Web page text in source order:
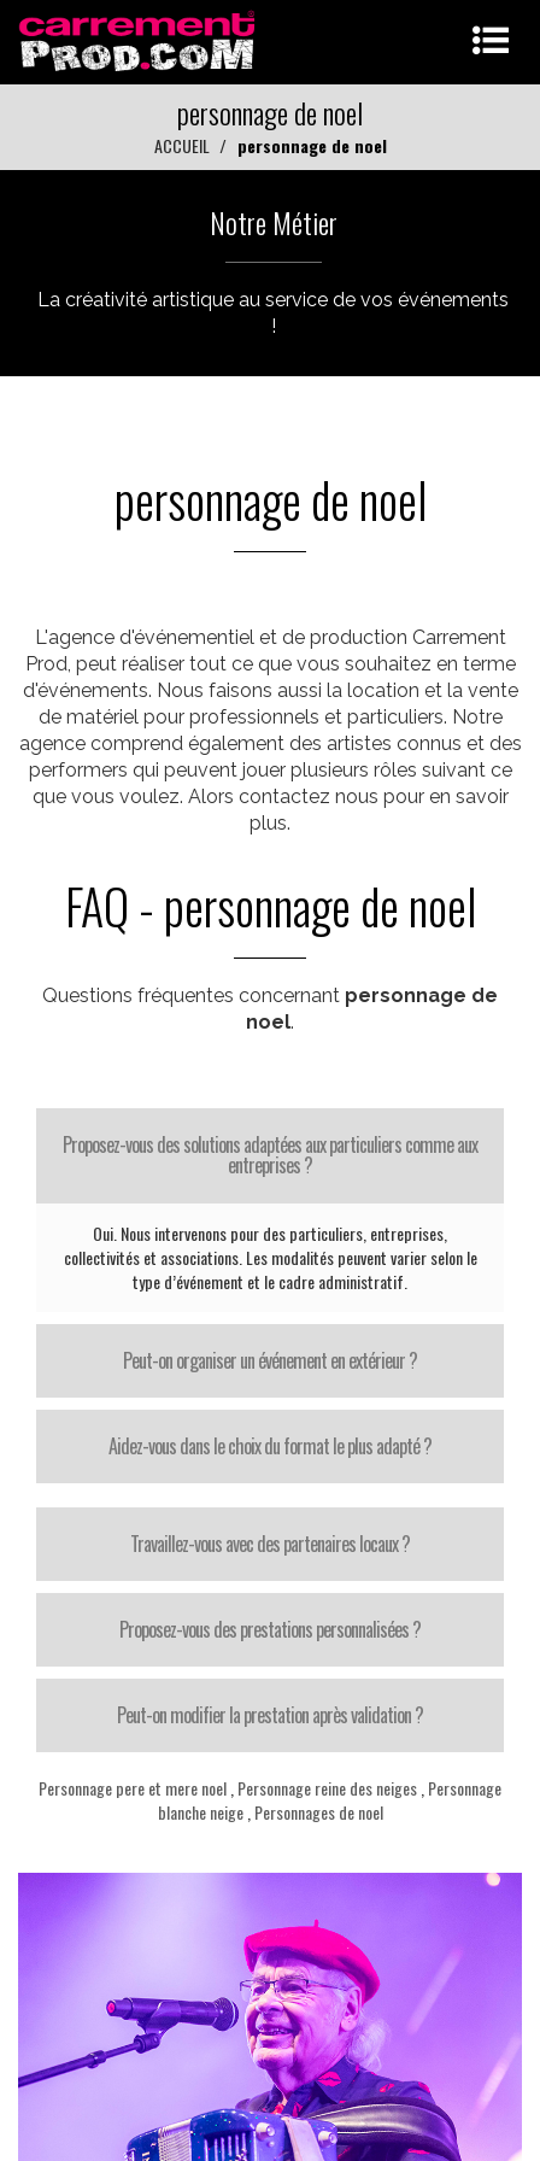
personnage de noel
ACCUEIL personnage de noel
Notre Métier
La créativité artistique au service de vos événements
!
personnage de noel
L'agence d'événementiel et de production Carrement
Prod, peut réaliser tout ce que vous souhaitez en terme
d'événements. Nous faisons aussi la location et la vente
de matériel pour professionnels et particuliers. Notre
agence comprend également des artistes connus et des
performers qui peuvent jouer plusieurs rôles suivant ce
que vous voulez. Alors contactez nous pour en savoir
plus.
FAQ - personnage de noel
Questions fréquentes concernant personnage de
noel.
Proposez-vous des solutions adaptées aux particuliers comme aux
entreprises ?
Oui. Nous intervenons pour des particuliers, entreprises,
collectivités et associations. Les modalités peuvent varier selon le
type d’événement et le cadre administratif.
Peut-on organiser un événement en extérieur ?
Aidez-vous dans le choix du format le plus adapté ?
Travaillez-vous avec des partenaires locaux ?
Proposez-vous des prestations personnalisées ?
Peut-on modifier la prestation après validation ?
Personnage pere et mere noel Personnage reine des neiges Personnage
blanche neige, Personnages de noel